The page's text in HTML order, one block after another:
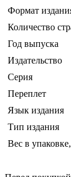
Формат
Количество
Год выпуска
Издательство
Серия
Переплет
Язык издания
Тип издания
Вес в